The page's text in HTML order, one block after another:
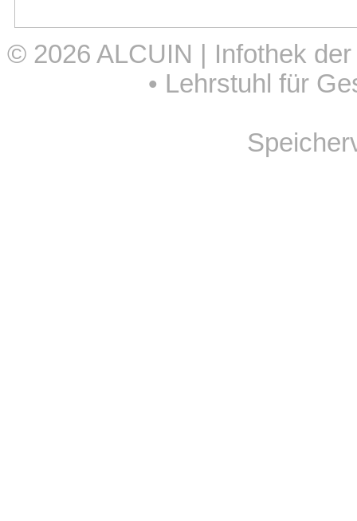
© 2026 ALCUIN | Infothek
• Lehrstuhl für